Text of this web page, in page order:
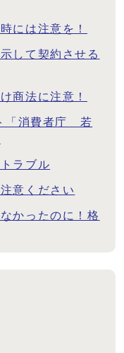
には注意を！
して契約させる
商法に注意！
「消費者庁 若
ラブル
意ください
かったのに！格